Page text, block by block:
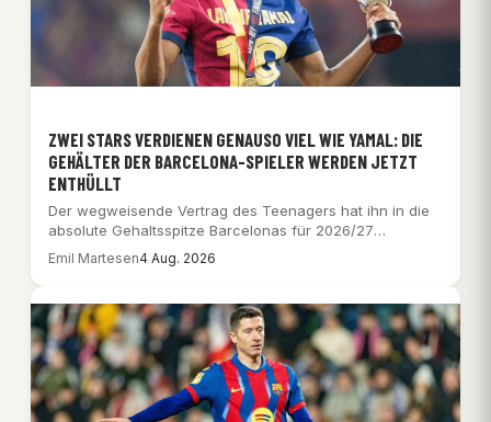
ZWEI STARS VERDIENEN GENAUSO VIEL WIE YAMAL: DIE
GEHÄLTER DER BARCELONA-SPIELER WERDEN JETZT
ENTHÜLLT
Der wegweisende Vertrag des Teenagers hat ihn in die
absolute Gehaltsspitze Barcelonas für 2026/27
gehoben,…
Emil Martesen4 Aug. 2026